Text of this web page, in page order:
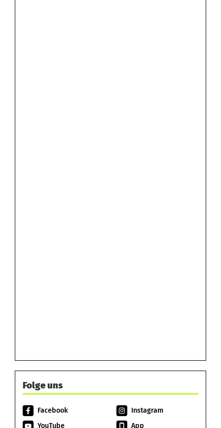
Folge uns
Facebook
Instagram
YouTube
App